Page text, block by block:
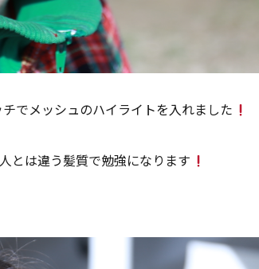
でメッシュのハイライトを入れました
とは違う髪質で勉強になります